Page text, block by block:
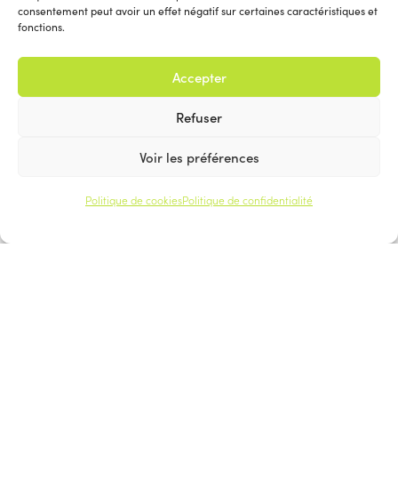
consentement peut avoir un effet négatif sur certaines caractéristiques et
fonctions.
Accepter
Refuser
Voir les préférences
Politique de cookiesPolitique de confidentialité
unique et de vos biens : Des photographies
des visites virtuelles immersives, vidéos, etc ainsi
qu’une présence dynamique & active sur les
plateformes en ligne et les réseaux sociaux.